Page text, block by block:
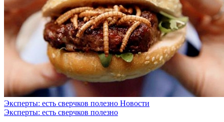
Эксперты: есть сверчков полезно Новости
Эксперты: есть сверчков полезно